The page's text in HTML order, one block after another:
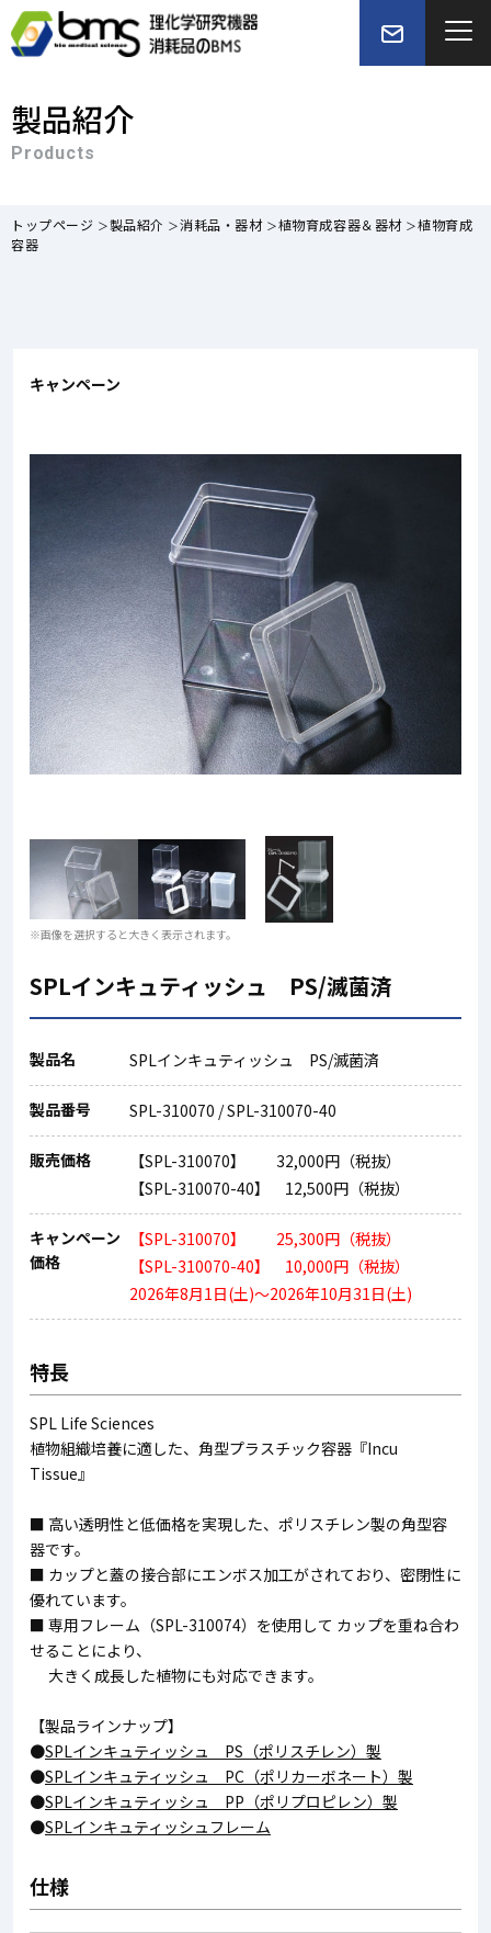
製品紹介
Products
トップページ 製品紹介 消耗品・器材 植物育成容器＆器材
植物育成
容器
キャンペーン
※画像を選択すると大きく表示されます。
SPLインキュティッシュ PS/滅菌済
製品名 SPLインキュティッシュ PS/滅菌済
製品番号 SPL-310070 / SPL-310070-40
販売価格
【SPL-310070】 32,000円（税抜）
【SPL-310070-40】 12,500円（税抜）
キャンペーン
価格
【SPL-310070】 25,300円（税抜）
【SPL-310070-40】 10,000円（税抜）
2026年8月1日(土)～2026年10月31日(土)
特長
SPL Life Sciences
植物組織培養に適した、角型プラスチック容器『Incu
Tissue』
■ 高い透明性と低価格を実現した、ポリスチレン製の角型容
器です。
■ カップと蓋の接合部にエンボス加工がされており、密閉性に
優れています。
■ 専用フレーム（SPL-310074）を使用して カップを重ね合わ
せることにより、
大きく成長した植物にも対応できます。
【製品ラインナップ】
●SPLインキュティッシュ PS（ポリスチレン）製
●SPLインキュティッシュ PC（ポリカーボネート）製
●SPLインキュティッシュ PP（ポリプロピレン）製
●SPLインキュティッシュフレーム
仕様